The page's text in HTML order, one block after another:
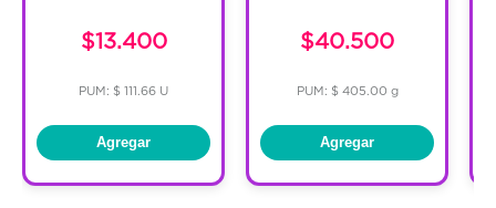
$13.400
PUM: $ 111.66 U
Agregar
$40.500
PUM: $ 405.00 g
Agregar